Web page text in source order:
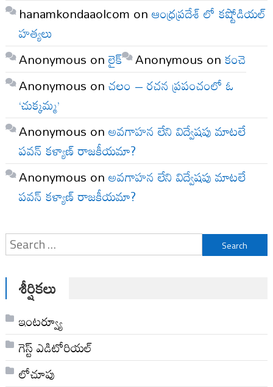
hanamkondaaolcom onఆంధ్రప్రదేశ్ లో కష్టోడియల్
హత్యలు
Anonymous onలైక్ Anonymous onకంచె
Anonymous onచలం – రచన ప్రపంచంలో ఓ
‘చుక్కమ్మ’
Anonymous onఅవగాహన లేని విద్వేషపు మాటలే
పవన్ కళ్యాణ్ రాజకీయమా?
Anonymous onఅవగాహన లేని విద్వేషపు మాటలే
పవన్ కళ్యాణ్ రాజకీయమా?
Search
for:
శీర్షికలు
ఇంటర్వ్యూ
గెస్ట్ ఎడిటోరియల్
లోచూపు